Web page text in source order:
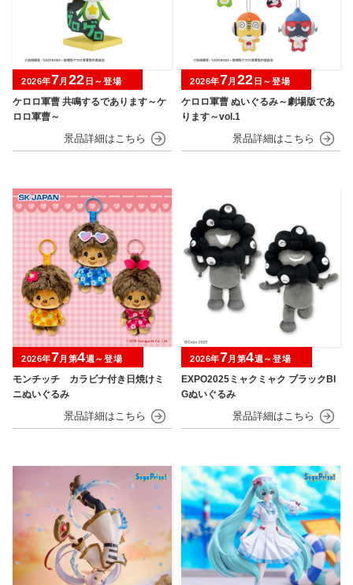
ケロロ軍曹 共鳴するであります～ケ
ロロ軍曹～
2026年7月 22 日～登場
ケロロ軍曹 ぬいぐるみ～劇場版であ
ります～vol.1
2026年7月 22 日～登場
モンチッチ カラビナ付き日焼けミ
ニぬいぐるみ
2026年7月第4週～登場
EXPO2025ミャクミャク ブラックBI
Gぬいぐるみ
2026年7月第4週～登場